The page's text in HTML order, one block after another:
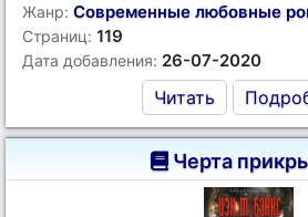
Жанр: Современные любовные
Страниц: 119
Дата добавления: 26-07-2020
Читать
Черта